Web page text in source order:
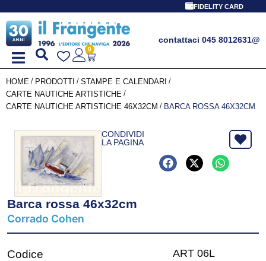
FIDELITY CARD
contattaci 045 8012631@
0
HOME / PRODOTTI / STAMPE E CALENDARI /
CARTE NAUTICHE ARTISTICHE /
CARTE NAUTICHE ARTISTICHE 46X32CM / BARCA ROSSA 46X32CM
CONDIVIDI
LA PAGINA
Barca rossa 46x32cm
Corrado Cohen
Codice ART 06L